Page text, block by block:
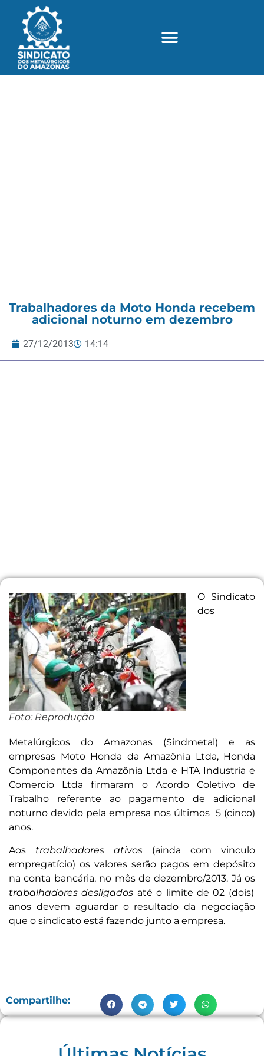
Trabalhadores da Moto Honda recebem
adicional noturno em dezembro
27/12/2013 14:14
Foto: Reprodução
O Sindicato
dos
Metalúrgicos do Amazonas (Sindmetal) e as
empresas Moto Honda da Amazônia Ltda, Honda
Componentes da Amazônia Ltda e HTA Industria e
Comercio Ltda firmaram o Acordo Coletivo de
Trabalho referente ao pagamento de adicional
noturno devido pela empresa nos últimos 5 (cinco)
anos.
Aos trabalhadores ativos (ainda com vinculo
empregatício) os valores serão pagos em depósito
na conta bancária, no mês de dezembro/2013. Já os
trabalhadores desligados até o limite de 02 (dois)
anos devem aguardar o resultado da negociação
que o sindicato está fazendo junto a empresa.
Compartilhe: